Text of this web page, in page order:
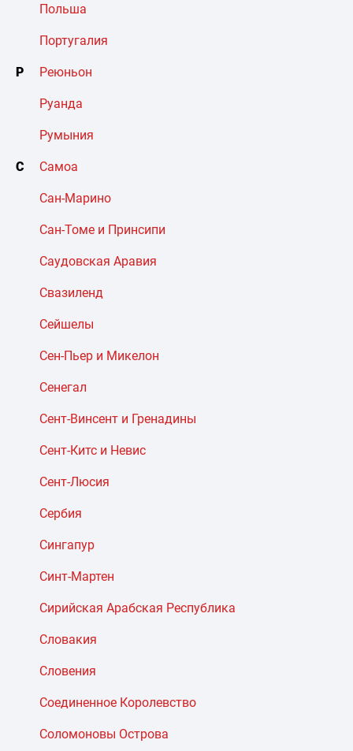
Польша
Португалия
Р Реюньон
Руанда
Румыния
С Самоа
Сан-Марино
Сан-Томе и Принсипи
Саудовская Аравия
Свазиленд
Сейшелы
Сен-Пьер и Микелон
Сенегал
Сент-Винсент и Гренадины
Сент-Китс и Невис
Сент-Люсия
Сербия
Сингапур
Синт-Мартен
Сирийская Арабская Республика
Словакия
Словения
Соединенное Королевство
Соломоновы Острова